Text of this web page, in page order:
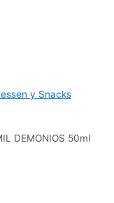
y Snacks
DEMONIOS 50ml